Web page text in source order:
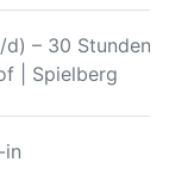
– 30 Stunden |
| Spielberg
in